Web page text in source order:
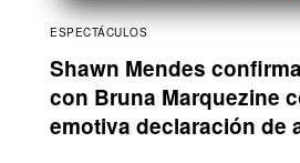
ESPECTÁCULOS
Shawn Mendes
con Bruna Marquezine
emotiva declaración de